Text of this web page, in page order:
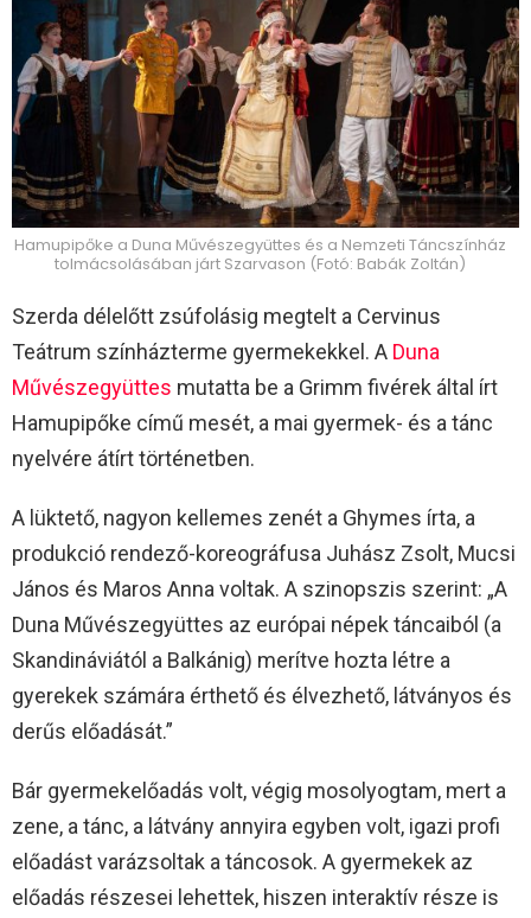
Hamupipőke a Duna Művészegyüttes és a Nemzeti Táncszínház
tolmácsolásában járt Szarvason (Fotó: Babák Zoltán)
Szerda délelőtt zsúfolásig megtelt a Cervinus
Teátrum színházterme gyermekekkel. A Duna
Művészegyüttes mutatta be a Grimm fivérek által írt
Hamupipőke című mesét, a mai gyermek- és a tánc
nyelvére átírt történetben.
A lüktető, nagyon kellemes zenét a Ghymes írta, a
produkció rendező-koreográfusa Juhász Zsolt, Mucsi
János és Maros Anna voltak. A szinopszis szerint: „A
Duna Művészegyüttes az európai népek táncaiból (a
Skandináviától a Balkánig) merítve hozta létre a
gyerekek számára érthető és élvezhető, látványos és
derűs előadását.”
Bár gyermekelőadás volt, végig mosolyogtam, mert a
zene, a tánc, a látvány annyira egyben volt, igazi profi
előadást varázsoltak a táncosok. A gyermekek az
előadás részesei lehettek, hiszen interaktív része is